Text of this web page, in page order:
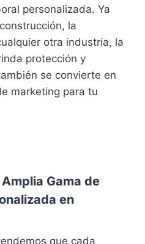
personalizada. Ya
la
otra industria, la
protección y
se convierte en
marketing para tu
Gama de
en
que cada